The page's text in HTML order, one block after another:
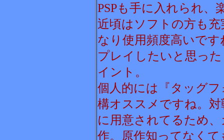
PSPも手に入れられ
近頃はソフトの方も
なり使用頻度高いで
プレイしたいと思っ
イント。
個人的には『タッグ
構オススメですね。
に用意されてるため
作。原作知ってなく